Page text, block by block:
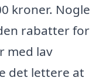
kroner. Nogle
rabatter for
med lav
det lettere at